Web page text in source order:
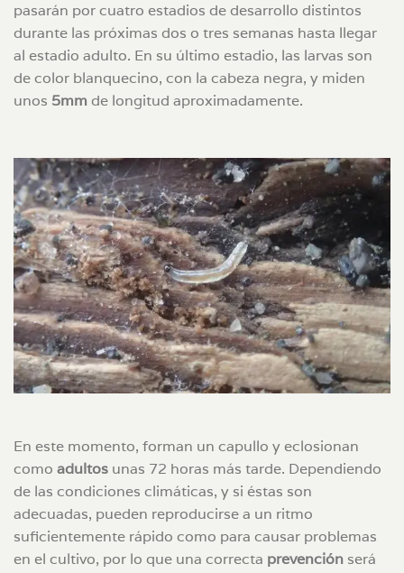
pasarán por cuatro estadios de desarrollo distintos
durante las próximas dos o tres semanas hasta llegar
al estadio adulto. En su último estadio, las larvas son
de color blanquecino, con la cabeza negra, y miden
unos 5mm de longitud aproximadamente.
En este momento, forman un capullo y eclosionan
como adultos unas 72 horas más tarde. Dependiendo
de las condiciones climáticas, y si éstas son
adecuadas, pueden reproducirse a un ritmo
suficientemente rápido como para causar problemas
en el cultivo, por lo que una correcta prevención será